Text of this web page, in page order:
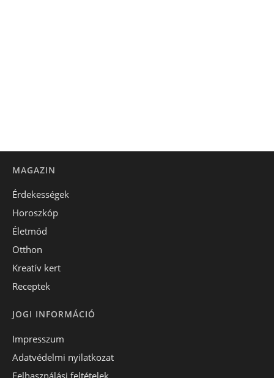
MAGAZIN
Érdekességek
Horoszkóp
Életmód
Otthon
Kreatív kert
Receptek
JOGI INFORMÁCIÓ
Impresszum
Adatvédelmi nyilatkozat
Felhasználási feltételek